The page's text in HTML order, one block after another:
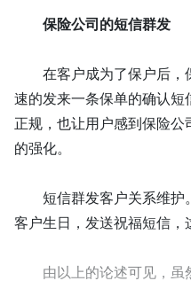
保险公司的短信群发
在客户成为了保户后，
速的发来一条保单的确认短
正规，也让用户感到保险
的强化。
短信群发客户关系维护
客户生日，发送祝福短信，
由以上的论述可见，虽